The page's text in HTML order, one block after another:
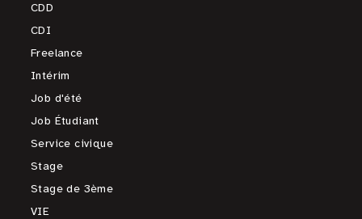
CDD
CDI
Freelance
Intérim
Job d'été
Job Étudiant
Service civique
Stage
Stage de 3ème
VIE